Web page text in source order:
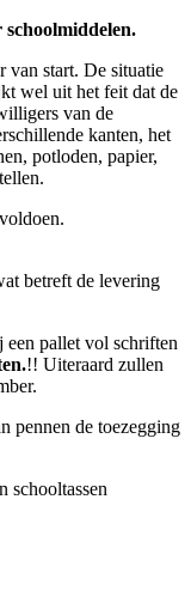
van start. De situatie
wel uit het feit dat de
van de
kanten, het
potloden, papier,
betreft de levering
een pallet vol schriften
!! Uiteraard zullen
pennen de toezegging
schooltassen